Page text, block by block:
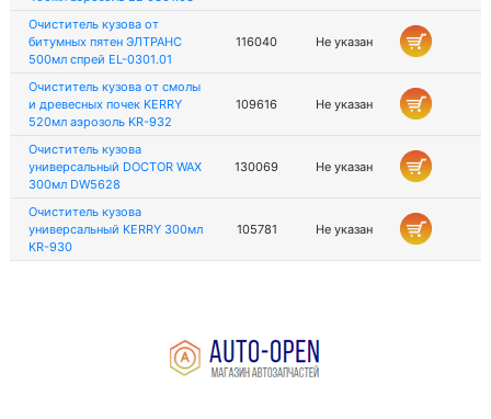
Очиститель кузова от
битумных пятен ЭЛТРАНС
500мл спрей EL-0301.01
116040 Не указан
Очиститель кузова от смолы
и древесных почек KERRY
520мл аэрозоль KR-932
109616 Не указан
Очиститель кузова
универсальный DOCTOR WAX
300мл DW5628
130069 Не указан
Очиститель кузова
универсальный KERRY 300мл
KR-930
105781 Не указан